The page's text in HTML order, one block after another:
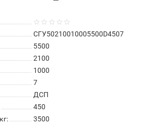
СГУ50210010005500D4507
5500
2100
1000
7
ДСП
450
3500